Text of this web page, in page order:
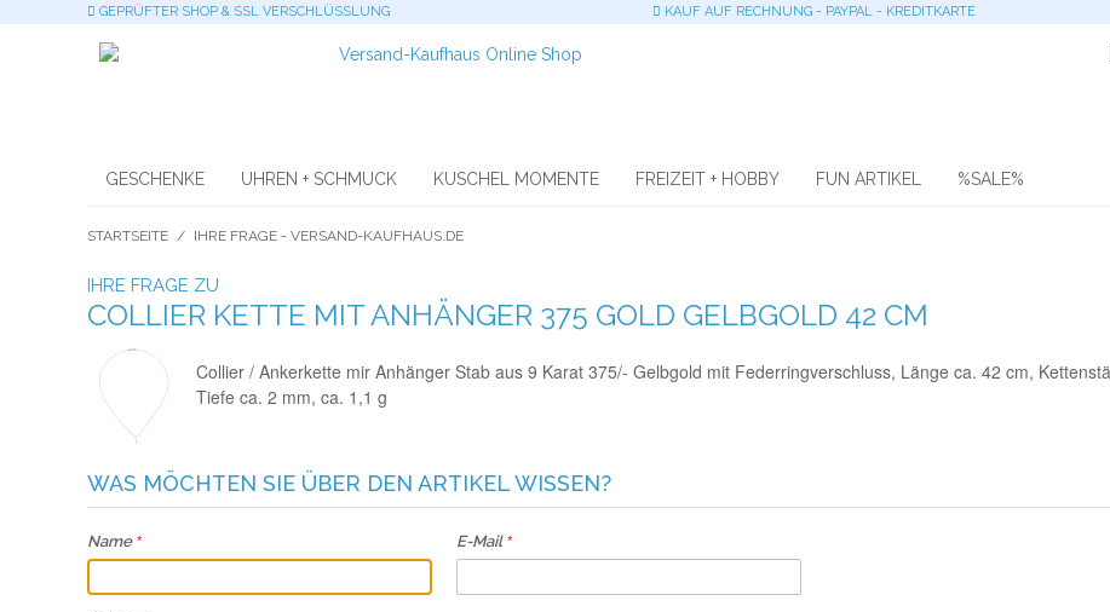
GEPRÜFTER SHOP & SSL VERSCHLÜSSLUNG KAUF AUF RECHNUNG - PAYPAL - KREDITKARTE
GESCHENKE UHREN + SCHMUCK KUSCHEL MOMENTE FREIZEIT + HOBBY FUN ARTIKEL %SALE%
STARTSEITE / IHRE FRAGE - VERSAND-KAUFHAUS.DE
IHRE FRAGE ZU
COLLIER KETTE MIT ANHÄNGER 375 GOLD GELBGOLD 42 CM
Collier / Ankerkette mir Anhänger Stab aus 9 Karat 375/- Gelbgold mit Federringverschluss, Länge ca. 42 cm,
Tiefe ca. 2 mm, ca. 1,1 g
WAS MÖCHTEN SIE ÜBER DEN ARTIKEL WISSEN?
Name E-Mail